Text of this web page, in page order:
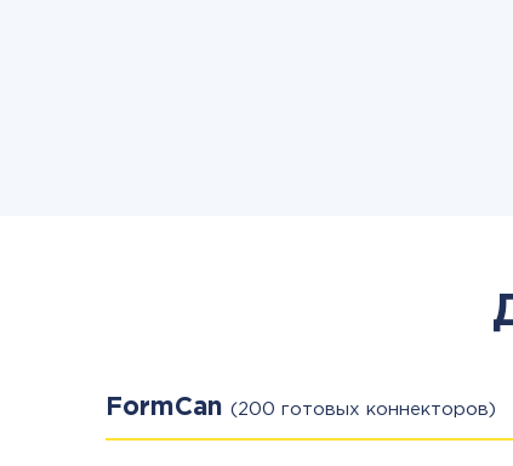
FormCan (200 готовых коннекторов)